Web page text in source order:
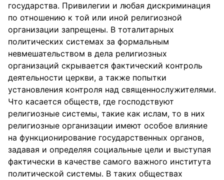
государства. Привилегии и любая дискриминация
по отношению к той или иной религиозной
организации запрещены. В тоталитарных
политических системах за формальным
невмешательством в дела религиозных
организаций скрывается фактический контроль
деятельности церкви, а также попытки
установления контроля над священнослужителями.
Что касается обществ, где господствуют
религиозные системы, такие как ислам, то в них
религиозные организации имеют особое влияние
на функционирование государственных органов,
задавая и определяя социальные цели и выступая
фактически в качестве самого важного института
политической системы. В таких обществах